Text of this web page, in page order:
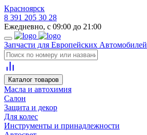
Красноярск
8 391 205 30 28
Ежедневно, с 09:00 до 21:00
Запчасти для Европейских Автомобилей
Каталог товаров
Масла и автохимия
Салон
Защита и декор
Для колес
Инструменты и принадлежности